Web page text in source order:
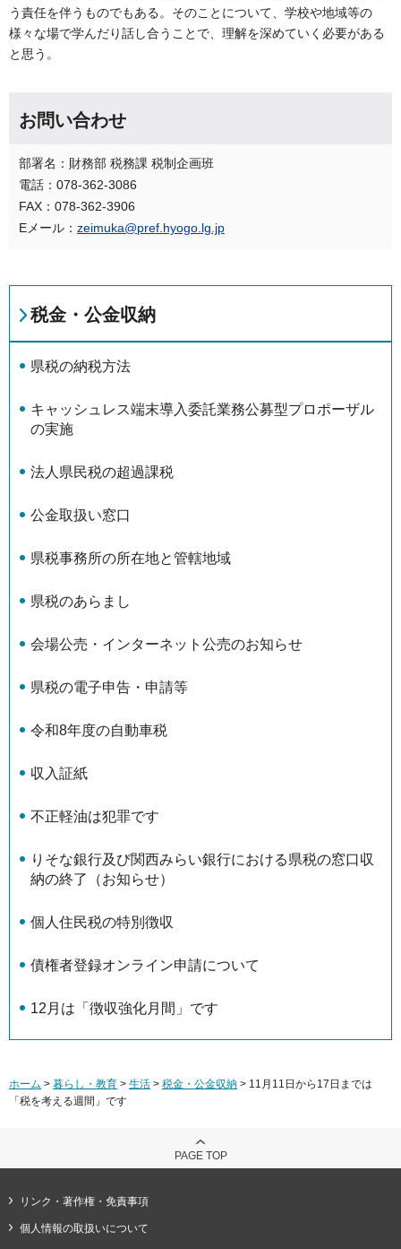
う責任を伴うものでもある。そのことについて、学校や地域等の
様々な場で学んだり話し合うことで、理解を深めていく必要がある
と思う。
お問い合わせ
部署名：財務部 税務課 税制企画班
電話：078-362-3086
FAX：078-362-3906
Eメール： zeimuka@pref.hyogo.lg.jp
税金・公金収納
県税の納税方法
キャッシュレス端末導入委託業務公募型プロポーザル
の実施
法人県民税の超過課税
公金取扱い窓口
県税事務所の所在地と管轄地域
県税のあらまし
会場公売・インターネット公売のお知らせ
県税の電子申告・申請等
令和8年度の自動車税
収入証紙
不正軽油は犯罪です
りそな銀行及び関西みらい銀行における県税の窓口収
納の終了（お知らせ）
個人住民税の特別徴収
債権者登録オンライン申請について
12月は「徴収強化月間」です
ホーム > 暮らし・教育 > 生活 > 税金・公金収納 > 11月11日から17日までは
「税を考える週間」です
PAGE TOP
リンク・著作権・免責事項
個人情報の取扱いについて